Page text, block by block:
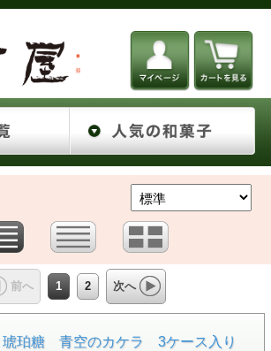
前へ 1 2 次へ
琥珀糖 青空のカケラ 3ケース入り